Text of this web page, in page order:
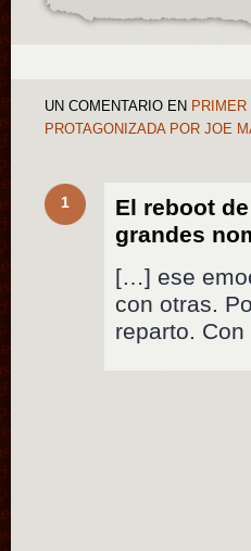
UN COMENTARIO EN
PROTAGONIZADA POR JOE
1
El reboot
grandes
[…] ese
con otras.
reparto.